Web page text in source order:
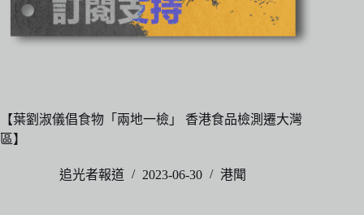
【葉劉淑儀倡食物「兩地一檢」 香港食品檢測遷大灣
區】
追光者報道 2023-06-30 港聞